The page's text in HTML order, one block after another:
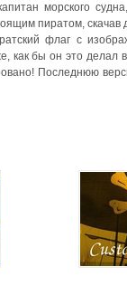
морского
пиратом,
флаг с
как бы он это делал
Последнюю